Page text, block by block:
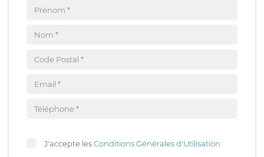
J'accepte lesConditions Générales d'Utilisation